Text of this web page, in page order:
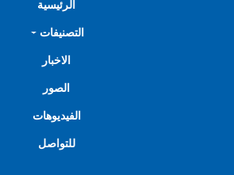
الرئيسية
التصنيفات
الاخبار
الصور
الفيديوهات
للتواصل